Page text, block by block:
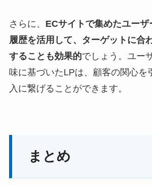
さらに、 ECサイトで集めたユー
履歴を活用して、ターゲットに合
することも効果的でしょう。ユー
味に基づいたLPは、顧客の関心を
入に繋げることができます。
まとめ